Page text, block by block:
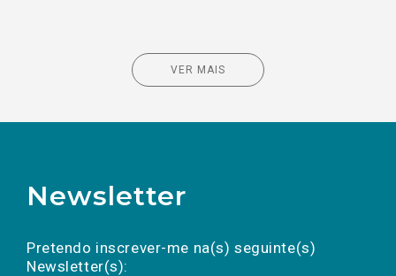
VER MAIS
Newsletter
Pretendo inscrever-me na(s) seguinte(s)
Newsletter(s):
a(s) newsletter(s).
mail